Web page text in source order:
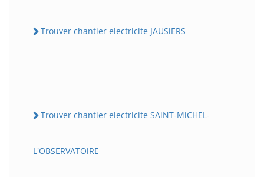
Trouver chantier electricite JAUSiERS
Trouver chantier electricite SAiNT-MiCHEL-
L'OBSERVATOiRE